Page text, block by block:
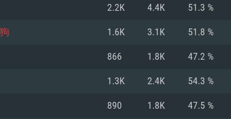
Resolução
superior
Memória: 16 GB
Placa Gráfica:
Nvidia GeForce
(Intel Xeon
mais recente
Processador:
Memória: 8 GB
Placa Gráfica:
suporte Metal.
drivers mais
/ equivalentes
recentes (não
AMD (Radeon
2.2K 4.4K 51.3 %
1.6K 3.1K 51.8 %
866 1.8K 47.2 %
1.3K 2.4K 54.3 %
890 1.8K 47.5 %